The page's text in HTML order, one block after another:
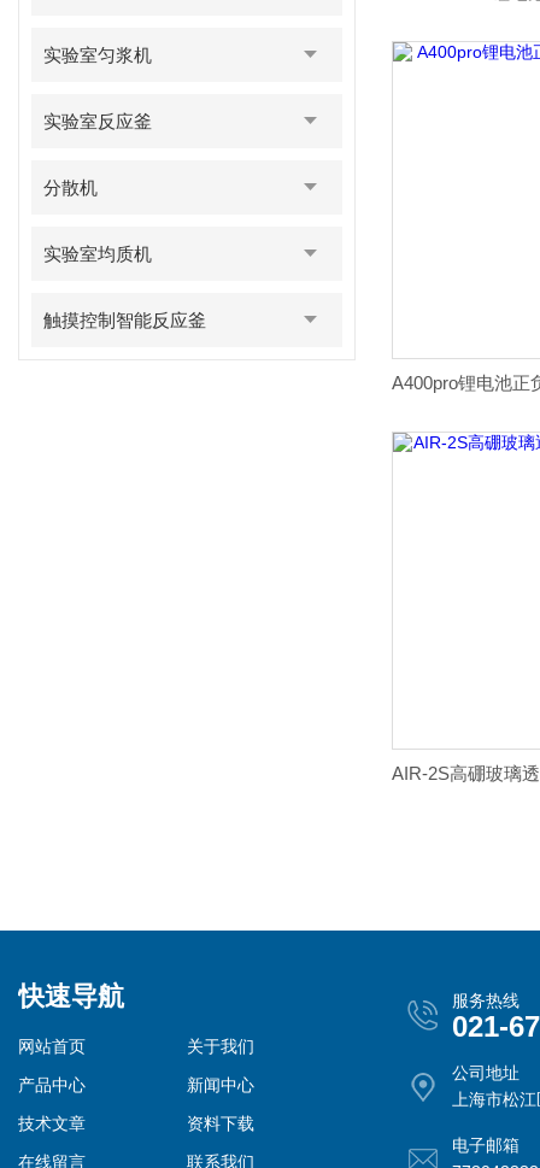
实验室匀浆机
实验室反应釜
分散机
实验室均质机
触摸控制智能反应釜
快速导航
网站首页
关于我们
产品中心
新闻中心
技术文章
资料下载
在线留言
联系我们
服务热线
021-
公司地址
上海市松
电子邮箱